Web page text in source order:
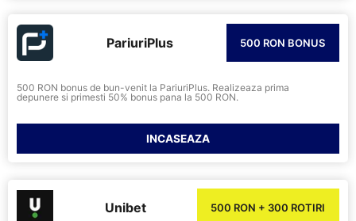
PariuriPlus 500 RON BONUS
500 RON bonus de bun-venit la PariuriPlus. Realizeaza prima
depunere si primesti 50% bonus pana la 500 RON.
INCASEAZA
Unibet 500 RON + 300 ROTIRI